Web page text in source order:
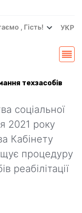
, Гість! УКР
техзасобів
соціальної
2021 року
Кабінету
процедуру
реабілітації